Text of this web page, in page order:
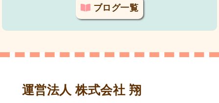
ブログ一覧
運営法人 株式会社 翔